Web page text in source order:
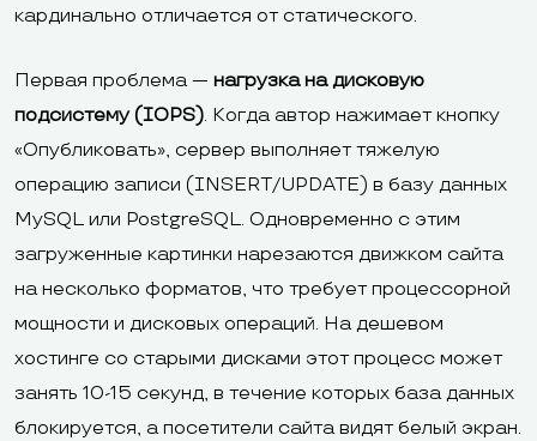
кардинально отличается от статического.
Первая проблема — нагрузка на дисковую
подсистему (IOPS). Когда автор нажимает кнопку
«Опубликовать», сервер выполняет тяжелую
операцию записи (INSERT/UPDATE) в базу данных
MySQL или PostgreSQL. Одновременно с этим
загруженные картинки нарезаются движком сайта
на несколько форматов, что требует процессорной
мощности и дисковых операций. На дешевом
хостинге со старыми дисками этот процесс может
занять 10-15 секунд, в течение которых база данных
блокируется, а посетители сайта видят белый экран.